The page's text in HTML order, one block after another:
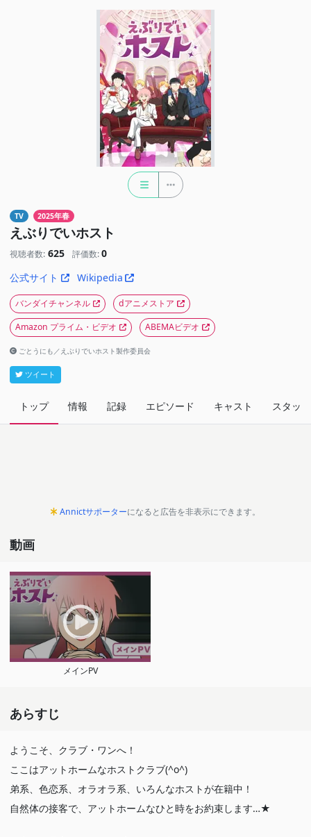
TV 2025年春
えぶりでいホスト
視聴者数: 625 評価数: 0
公式サイト
Wikipedia
バンダイチャンネル
dアニメストア
Amazon プライム・ビデオ
ABEMAビデオ
ごとうにも／えぶりでいホスト製作委員会
ツイート
トップ 情報 記録 エピソード キャスト スタッフ
Annictサポーターになると広告を非表示にできます。
動画
メインPV
あらすじ
ようこそ、クラブ・ワンへ！
ここはアットホームなホストクラブ(^o^)
弟系、色恋系、オラオラ系、いろんなホストが在籍中！
自然体の接客で、アットホームなひと時をお約束します…★